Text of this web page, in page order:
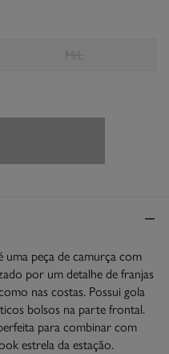
M/L
peça de camurça com
por um detalhe de franjas
nas costas. Possui gola
bolsos na parte frontal.
para combinar com
estrela da estação.